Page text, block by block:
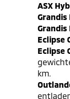
ASX
Grandis
Eclipse
Eclipse
km.